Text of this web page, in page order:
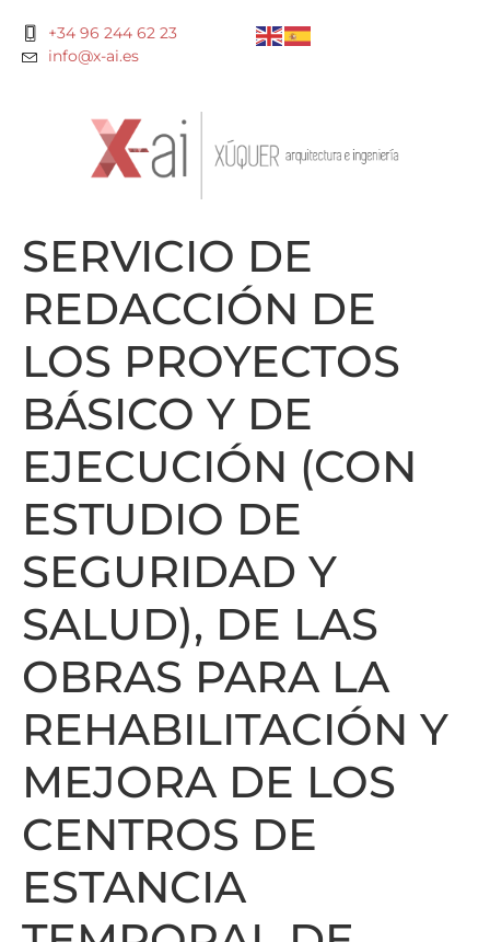
+34 96 244 62 23
info@x-ai.es
SERVICIO DE
REDACCIÓN DE
LOS PROYECTOS
BÁSICO Y DE
EJECUCIÓN (CON
ESTUDIO DE
SEGURIDAD Y
SALUD), DE LAS
OBRAS PARA LA
REHABILITACIÓN Y
MEJORA DE LOS
CENTROS DE
ESTANCIA